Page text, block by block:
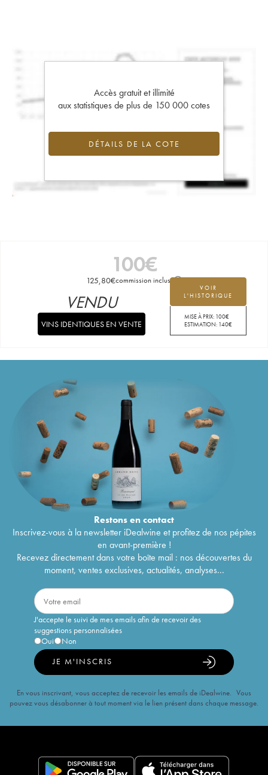
Accès gratuit et illimité
aux statistiques de plus de 150 000 cotes
DÉTAILS DE LA COTE
100€
125,80€commission incluse
VOIR
L'HISTORIQUE
MISE À PRIX: 100€
ESTIMATION: 140€
VENDU
VINS IDENTIQUES EN VENTE
Restons encontact
Inscrivez-vous à la newsletter iDealwine et profitez de nos pépites
en avant-première !
Recevez directement dans votre boîte mail : nos découvertes du
moment, ventes exclusives, actualités, analyses...
J'accepte le suivi de mes emails afin de recevoir des
suggestions personnalisées
Oui
Non
JE M'INSCRIS
En vous inscrivant, vous acceptez de recevoir les emails de iDealwine. Vous
pouvez vous désabonner à tout moment via le lien présent dans chaque message.